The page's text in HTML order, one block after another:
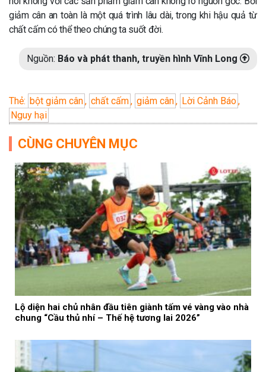
giảm cân an toàn là một quá trình lâu dài, trong khi hậu quả từ
chất cấm có thể theo chúng ta suốt đời.
Nguồn: Báo và phát thanh, truyền hình Vĩnh Long
Thẻ: bột giảm cân, chất cấm, giảm cân, Lời Cảnh Báo,
Nguy hại
CÙNG CHUYÊN MỤC
Lộ diện hai chủ nhân đầu tiên giành tấm vé vàng vào nhà
chung “Cầu thủ nhí – Thế hệ tương lai 2026”